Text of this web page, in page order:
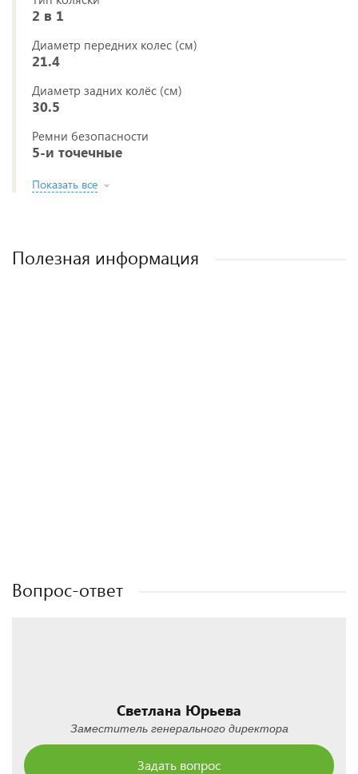
2 в 1
Диаметр передних колес (см)
21.4
Диаметр задних колёс (см)
30.5
Ремни безопасности
5-и точечные
Показать все
Полезная информация
Вопрос-ответ
Светлана Юрьева
Заместитель генерального директора
Задать вопрос